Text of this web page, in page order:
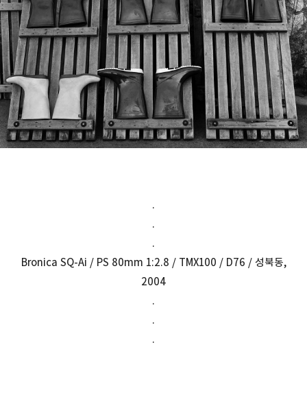
.
.
.
Bronica SQ-Ai / PS 80mm 1:2.8 / TMX100 / D76 / 성북동,
2004
.
.
.